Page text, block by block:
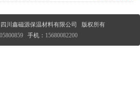
川鑫磁源保温材料有限公司 版权所有
手机： 15680082200